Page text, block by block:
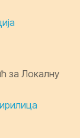
за Локалну